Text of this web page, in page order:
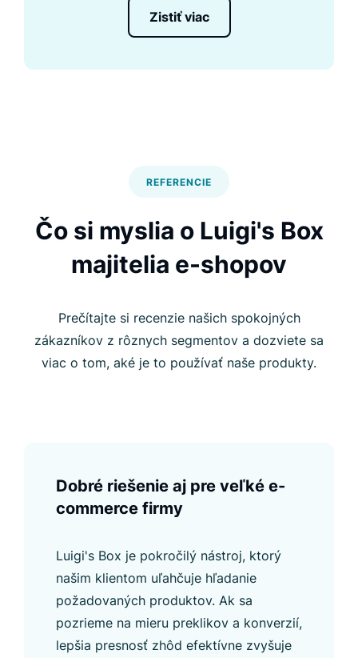
Zistiť viac
REFERENCIE
Čo si myslia o Luigi's Box
majitelia e-shopov
Prečítajte si recenzie našich spokojných
zákazníkov z rôznych segmentov a dozviete sa
viac o tom, aké je to používať naše produkty.
Dobré riešenie aj pre veľké e-
commerce firmy
Luigi's Box je pokročilý nástroj, ktorý
našim klientom uľahčuje hľadanie
požadovaných produktov. Ak sa
pozrieme na mieru preklikov a konverzií,
lepšia presnosť zhôd efektívne zvyšuje